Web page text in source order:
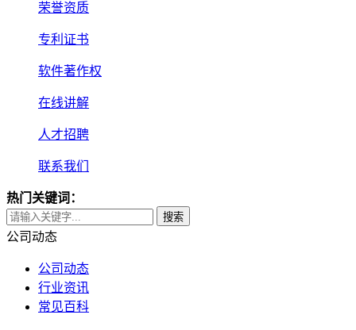
荣誉资质
专利证书
软件著作权
在线讲解
人才招聘
联系我们
热门关键词：
搜索
公司动态
公司动态
行业资讯
常见百科